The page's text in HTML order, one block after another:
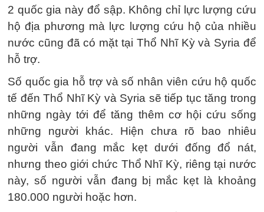
2 quốc gia này đổ sập. Không chỉ lực lượng cứu
hộ địa phương mà lực lượng cứu hộ của nhiều
nước cũng đã có mặt tại Thổ Nhĩ Kỳ và Syria để
hỗ trợ.
Số quốc gia hỗ trợ và số nhân viên cứu hộ quốc
tế đến Thổ Nhĩ Kỳ và Syria sẽ tiếp tục tăng trong
những ngày tới để tăng thêm cơ hội cứu sống
những người khác. Hiện chưa rõ bao nhiêu
người vẫn đang mắc kẹt dưới đống đổ nát,
nhưng theo giới chức Thổ Nhĩ Kỳ, riêng tại nước
này, số người vẫn đang bị mắc kẹt là khoảng
180.000 người hoặc hơn.